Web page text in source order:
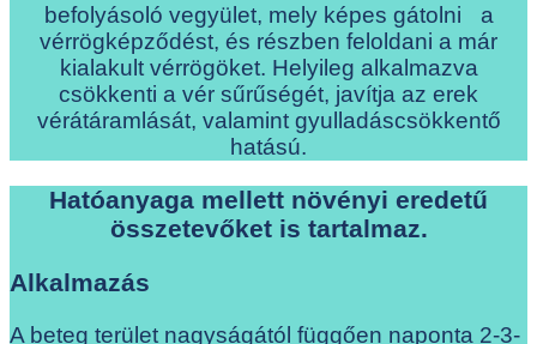
befolyásoló vegyület, mely képes gátolni a
vérrögképződést, és részben feloldani a már
kialakult vérrögöket. Helyileg alkalmazva
csökkenti a vér sűrűségét, javítja az erek
vérátáramlását, valamint gyulladáscsökkentő
hatású.
Hatóanyaga mellett növényi eredetű
összetevőket is tartalmaz.
Alkalmazás
A beteg terület nagyságától függően naponta 2-3-